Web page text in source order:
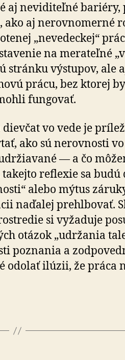
aj neviditeľné
ako aj nerovnomerné
„nevedeckej“
na merateľné
stránku výstupov, ale
prácu, bez ktorej
fungovať.
vo vede je
ako sú nerovnosti
— a čo
reflexie sa
alebo mýtus
naďalej prehlbovať.
si vyžaduje
otázok „udržania
poznania a
odolať ilúzii, že práca